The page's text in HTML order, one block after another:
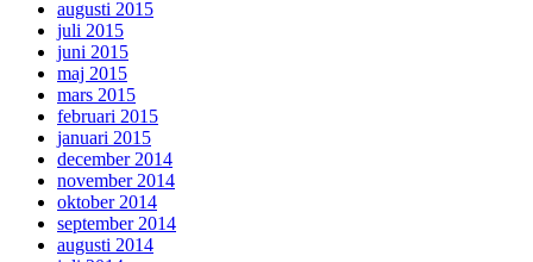
augusti 2015
juli 2015
juni 2015
maj 2015
mars 2015
februari 2015
januari 2015
december 2014
november 2014
oktober 2014
september 2014
augusti 2014